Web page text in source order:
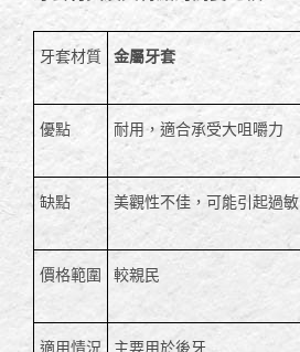
牙套材質 金屬牙套
優點 耐用，適合承受大咀嚼力
缺點 美觀性不佳，可能引起過敏
價格範圍 較親民
適用情況 主要用於後牙